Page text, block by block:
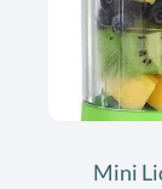
Mini